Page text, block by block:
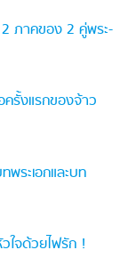
ภาคของ 2 คู่พระ-
รั้งแรกของจ้าว
ระเอกและบท
ใจด้วยไฟรัก !